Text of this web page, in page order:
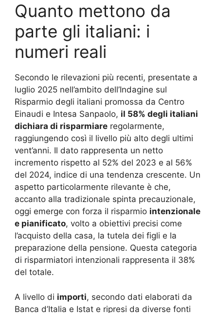
Quanto mettono da
parte gli italiani: i
numeri reali
Secondo le rilevazioni più recenti, presentate a
luglio 2025 nell’ambito dell’Indagine sul
Risparmio degli italiani promossa da Centro
Einaudi e Intesa Sanpaolo, il 58% degli italiani
dichiara di risparmiare regolarmente,
raggiungendo così il livello più alto degli ultimi
vent’anni. Il dato rappresenta un netto
incremento rispetto al 52% del 2023 e al 56%
del 2024, indice di una tendenza crescente. Un
aspetto particolarmente rilevante è che,
accanto alla tradizionale spinta precauzionale,
oggi emerge con forza il risparmio intenzionale
e pianificato, volto a obiettivi precisi come
l’acquisto della casa, la tutela dei figli e la
preparazione della pensione. Questa categoria
di risparmiatori intenzionali rappresenta il 38%
del totale.
A livello di importi, secondo dati elaborati da
Banca d’Italia e Istat e ripresi da diverse fonti